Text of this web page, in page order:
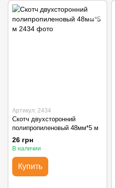
Артикул: 2434
Скотч двухсторонний
полипропиленовый 48мм*5 м
26 грн
В наличии
Купить